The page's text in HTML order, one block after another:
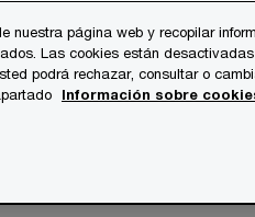
Temas clave
nuestra página web y recopilar
Las cookies están desactivadas
podrá rechazar, consultar o
Información sobre